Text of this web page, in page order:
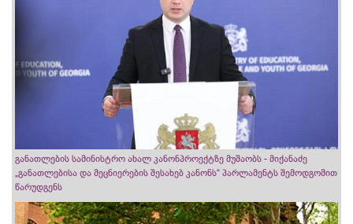
განათლების სამინისტრო ახალ კანონპროექტზე მუშაობს - მიქანაძე
„განათლებისა და მეცნიერების შესახებ კანონს“ პარლამენტს შემოდგომით
წარუდგენს